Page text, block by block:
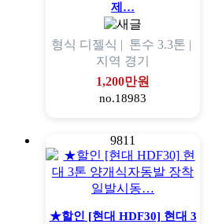
제…
형식 디젤식 | 톤수 3.3톤 |
지역 경기
1,200만원
no.18983
9811
★할인 [현대 HDF30] 현대 3